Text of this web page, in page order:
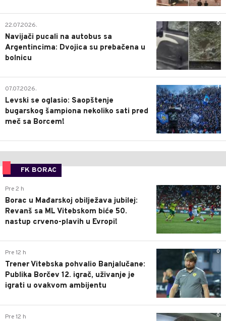
0
22.07.2026.
Navijači pucali na autobus sa
Argentincima: Dvojica su prebačena u
bolnicu
1
07.07.2026.
Levski se oglasio: Saopštenje
bugarskog šampiona nekoliko sati pred
meč sa Borcem!
FK BORAC
0
Pre 2 h
Borac u Mađarskoj obilježava jubilej:
Revanš sa ML Vitebskom biće 50.
nastup crveno-plavih u Evropi!
0
Pre 12 h
Trener Vitebska pohvalio Banjalučane:
Publika Borčev 12. igrač, uživanje je
igrati u ovakvom ambijentu
0
Pre 12 h